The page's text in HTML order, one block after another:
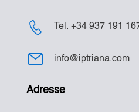
Tel. +34 937 191
info@iptriana.com
Adresse